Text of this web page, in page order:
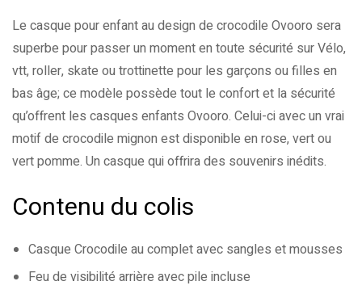
Le casque pour enfant au design de crocodile Ovooro sera
superbe pour passer un moment en toute sécurité sur Vélo,
vtt, roller, skate ou trottinette pour les garçons ou filles en
bas âge; ce modèle possède tout le confort et la sécurité
qu’offrent les casques enfants Ovooro. Celui-ci avec un vrai
motif de crocodile mignon est disponible en rose, vert ou
vert pomme. Un casque qui offrira des souvenirs inédits.
Contenu du colis
Casque Crocodile au complet avec sangles et mousses
Feu de visibilité arrière avec pile incluse
Il n'y a pas encore d'avis, donnez le vôtre en premier !
Aucune question actuellement. Devenez le premier à poser
votre question !